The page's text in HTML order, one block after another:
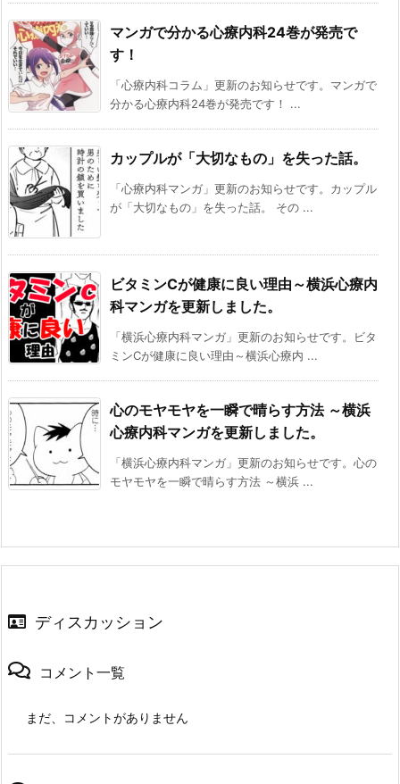
マンガで分かる心療内科24巻が発売で
す！
「心療内科コラム」更新のお知らせです。マンガで
分かる心療内科24巻が発売です！ ...
カップルが「大切なもの」を失った話。
「心療内科マンガ」更新のお知らせです。カップル
が「大切なもの」を失った話。 その ...
ビタミンCが健康に良い理由～横浜心療内
科マンガを更新しました。
「横浜心療内科マンガ」更新のお知らせです。ビタ
ミンCが健康に良い理由～横浜心療内 ...
心のモヤモヤを一瞬で晴らす方法 ～横浜
心療内科マンガを更新しました。
「横浜心療内科マンガ」更新のお知らせです。心の
モヤモヤを一瞬で晴らす方法 ～横浜 ...
ディスカッション
コメント一覧
まだ、コメントがありません